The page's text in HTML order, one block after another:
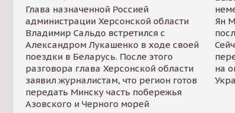
Глава назначенной Россией
администрации Херсонской области
Владимир Сальдо встретился с
Александром Лукашенко в ходе своей
поездки в Беларусь. После этого
разговора глава Херсонской области
заявил журналистам, что регион готов
передать Минску часть побережья
Азовского и Черного морей
Ян
на